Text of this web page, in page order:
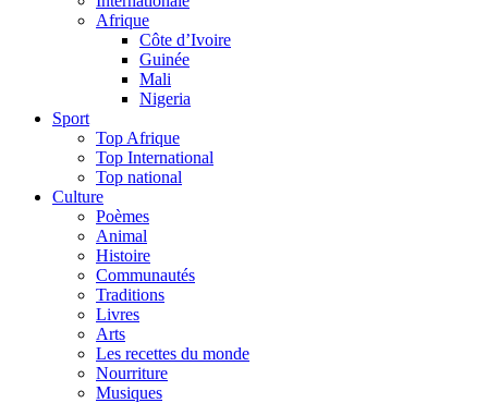
Afrique
Côte d’Ivoire
Guinée
Mali
Nigeria
Sport
Top Afrique
Top International
Top national
Culture
Poèmes
Animal
Histoire
Communautés
Traditions
Livres
Arts
Les recettes du monde
Nourriture
Musiques